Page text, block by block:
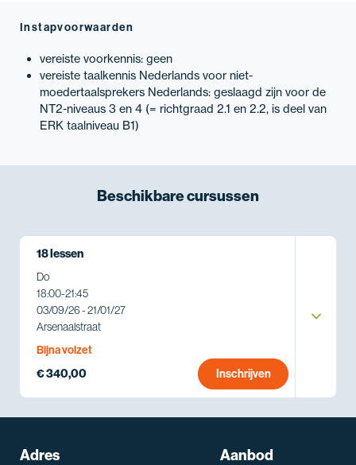
Instapvoorwaarden
vereiste voorkennis: geen
vereiste taalkennis Nederlands voor niet-
moedertaalsprekers Nederlands: geslaagd zijn voor de
NT2-niveaus 3 en 4 (= richtgraad 2.1 en 2.2, is deel van
ERK taalniveau B1)
Beschikbarecursussen
18 lessen
Do
18:00-21:45
03/09/26 - 21/01/27
Arsenaalstraat
Bijna volzet
€ 340,00 Inschrijven
Adres Aanbod